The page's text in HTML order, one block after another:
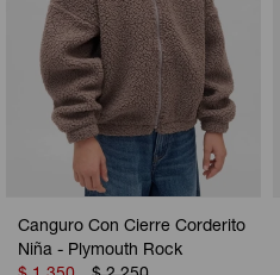
Canguro Con Cierre Corderito
Niña - Plymouth Rock